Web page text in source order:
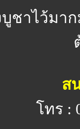
บูชาไว้ม
ส
โทร :